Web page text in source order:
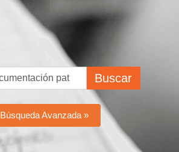
Buscar
Búsqueda Avanzada »